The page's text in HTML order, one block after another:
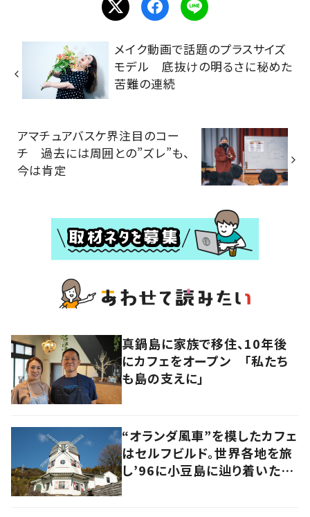
メイク動画で話題のプラスサイズ
モデル 底抜けの明るさに秘めた
苦難の連続
アマチュアバスケ界注目のコー
チ 過去には周囲との”ズレ”も、
今は肯定
真鍋島に家族で移住、10年後
にカフェをオープン 「私たち
も島の支えに」
“オランダ風車”を模したカフェ
はセルフビルド。世界各地を旅
し’96に小豆島に辿り着いた家